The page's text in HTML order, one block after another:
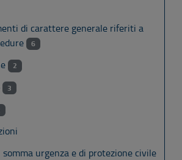
di carattere generale riferiti a
6
2
3
somma urgenza e di protezione civile